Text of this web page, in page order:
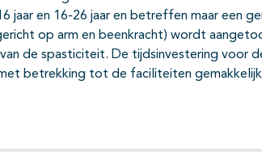
jaar en 16-26 jaar en betreffen maar een
op arm en beenkracht) wordt
de spasticiteit. De tijdsinvestering voor
betrekking tot de faciliteiten